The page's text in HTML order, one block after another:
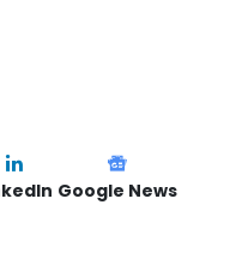
Google News